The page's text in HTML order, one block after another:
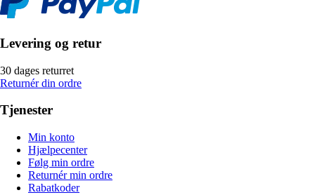
Levering og retur
30 dages returret
Returnér din ordre
Tjenester
Min konto
Hjælpecenter
Følg min ordre
Returnér min ordre
Rabatkoder